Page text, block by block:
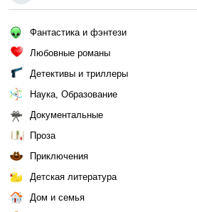
Фантастика и фэнтези
Любовные романы
Детективы и триллеры
Наука, Образование
Документальные
Проза
Приключения
Детская литература
Дом и семья